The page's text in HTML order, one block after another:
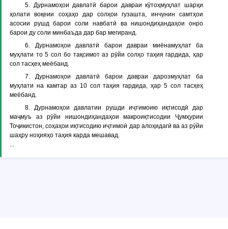
5. Дурнамоҳои давлатӣ барои давраи кӯтоҳмуҳлат шарҳи
ҳолати воқеии соҳаҳо дар солҳои гузашта, инчунин самтҳои
асосии рушд барои соли навбатӣ ва нишондиҳандаҳои онро
барои ду соли минбаъда дар бар мегиранд.
6. Дурнамоҳои давлатӣ барои давраи миёнамуҳлат ба
муҳлати то 5 сол бо тақсимот аз рӯйи солҳо таҳия гардида, ҳар
сол тасҳеҳ меёбанд.
7. Дурнамоҳои давлатӣ барои давраи дарозмуҳлат ба
муҳлати на камтар аз 10 сол таҳия гардида, ҳар 5 сол тасҳеҳ
меёбанд.
8. Дурнамоҳои давлатии рушди иҷтимоию иқтисодӣ дар
маҷмуъ аз рӯйи нишондиҳандаҳои макроиқтисодии Ҷумҳурии
Тоҷикистон, соҳаҳои иқтисодию иҷтимоӣ дар алоҳидагӣ ва аз рӯйи
шаҳру ноҳияҳо таҳия карда мешавад.
...